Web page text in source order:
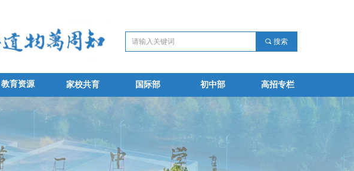
끠 搜索
教育资源 家校共育
家校共育
国际部
国际部
初中部
初中部
高招专栏
高招专栏